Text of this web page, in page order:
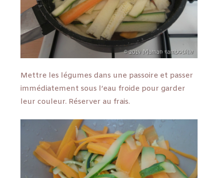
Mettre les légumes dans une passoire et passer
immédiatement sous l’eau froide pour garder
leur couleur. Réserver au frais.